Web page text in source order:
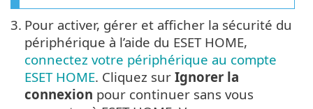
3. Pour activer, gérer et afficher la sécurité du
périphérique à l’aide du ESET HOME,
connectez votre périphérique au compte
ESET HOME. Cliquez sur Ignorer la
connexion pour continuer sans vous